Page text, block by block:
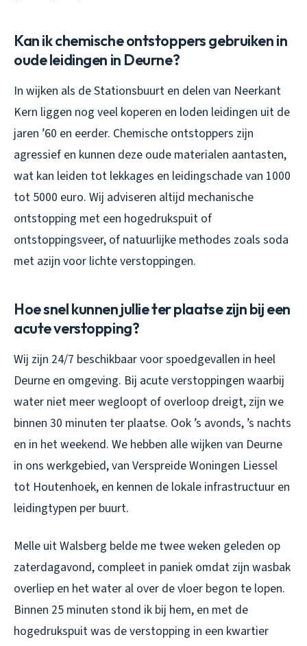
Kan ik chemische ontstoppers gebruiken in
oude leidingen in Deurne?
In wijken als de Stationsbuurt en delen van Neerkant
Kern liggen nog veel koperen en loden leidingen uit de
jaren ’60 en eerder. Chemische ontstoppers zijn
agressief en kunnen deze oude materialen aantasten,
wat kan leiden tot lekkages en leidingschade van 1000
tot 5000 euro. Wij adviseren altijd mechanische
ontstopping met een hogedrukspuit of
ontstoppingsveer, of natuurlijke methodes zoals soda
met azijn voor lichte verstoppingen.
Hoe snel kunnen jullie ter plaatse zijn bij een
acute verstopping?
Wij zijn 24/7 beschikbaar voor spoedgevallen in heel
Deurne en omgeving. Bij acute verstoppingen waarbij
water niet meer wegloopt of overloop dreigt, zijn we
binnen 30 minuten ter plaatse. Ook ’s avonds, ’s nachts
en in het weekend. We hebben alle wijken van Deurne
in ons werkgebied, van Verspreide Woningen Liessel
tot Houtenhoek, en kennen de lokale infrastructuur en
leidingtypen per buurt.
Melle uit Walsberg belde me twee weken geleden op
zaterdagavond, compleet in paniek omdat zijn wasbak
overliep en het water al over de vloer begon te lopen.
Binnen 25 minuten stond ik bij hem, en met de
hogedrukspuit was de verstopping in een kwartier